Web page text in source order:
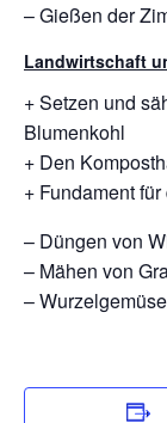
– Gießen der
Landwirtschaft
+ Setzen und
Blumenkohl
+ Den
+ Fundament
– Düngen von
– Mähen von
–